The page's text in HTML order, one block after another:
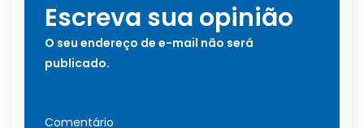
Escreva sua opinião
O seu endereço de e-mail não será
publicado.
Comentário